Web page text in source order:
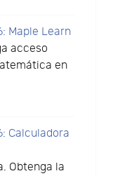
Maple Learn
acceso
en
Calculadora
Obtenga la